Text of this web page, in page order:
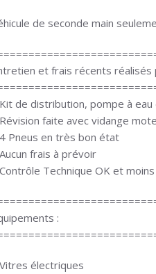
de seconde main
et frais récents réalisés
de distribution, pompe à eau
faite avec vidange
Pneus en très bon état
frais à prévoir
Technique OK et
:
électriques